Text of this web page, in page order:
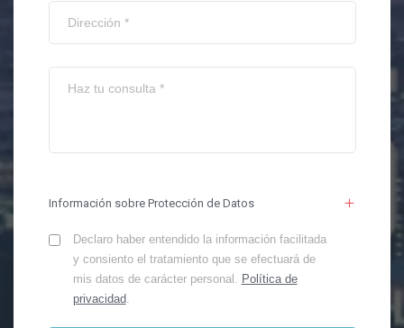
Información sobre Protección de Datos
Declaro haber entendido la información facilitada
y consiento el tratamiento que se efectuará de
mis datos de carácter personal. Política de
privacidad.